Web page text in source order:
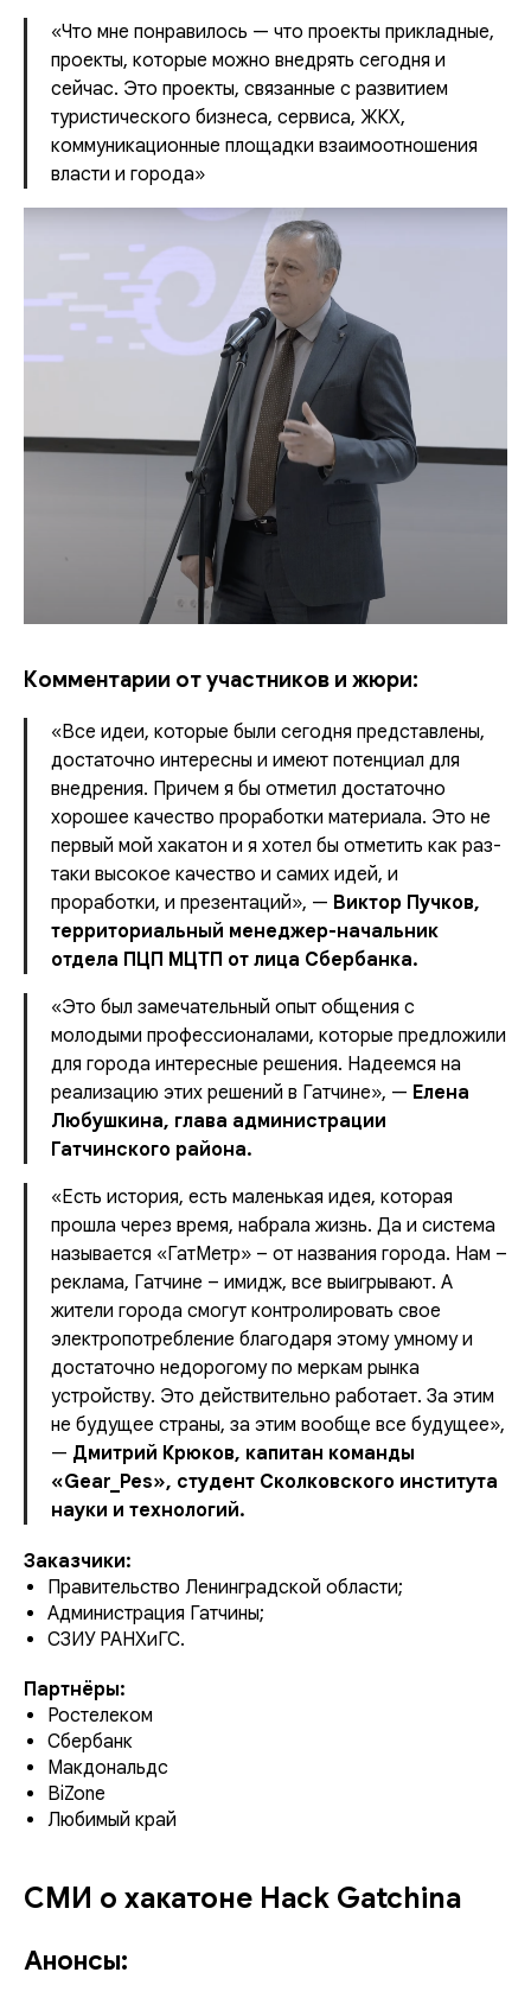
«Что мне понравилось — что проекты прикладные,
проекты, которые можно внедрять сегодня и
сейчас. Это проекты, связанные с развитием
туристического бизнеса, сервиса, ЖКХ,
коммуникационные площадки взаимоотношения
власти и города»
Комментарии от участников и жюри:
«Все идеи, которые были сегодня представлены,
достаточно интересны и имеют потенциал для
внедрения. Причем я бы отметил достаточно
хорошее качество проработки материала. Это не
первый мой хакатон и я хотел бы отметить как раз-
таки высокое качество и самих идей, и
проработки, и презентаций», — Виктор Пучков,
территориальный менеджер-начальник
отдела ПЦП МЦТП от лица Сбербанка.
«Это был замечательный опыт общения с
молодыми профессионалами, которые предложили
для города интересные решения. Надеемся на
реализацию этих решений в Гатчине», — Елена
Любушкина, глава администрации
Гатчинского района.
«Есть история, есть маленькая идея, которая
прошла через время, набрала жизнь. Да и система
называется «ГатМетр» – от названия города. Нам –
реклама, Гатчине – имидж, все выигрывают. А
жители города смогут контролировать свое
электропотребление благодаря этому умному и
достаточно недорогому по меркам рынка
устройству. Это действительно работает. За этим
не будущее страны, за этим вообще все будущее»,
— Дмитрий Крюков, капитан команды
«Gear_Pes», студент Сколковского института
науки и технологий.
Заказчики:
Правительство Ленинградской области;
Администрация Гатчины;
СЗИУ РАНХиГС.
Партнёры:
Ростелеком
Сбербанк
Макдональдс
BiZone
Любимый край
СМИ о хакатоне Hack Gatchina
Анонсы: